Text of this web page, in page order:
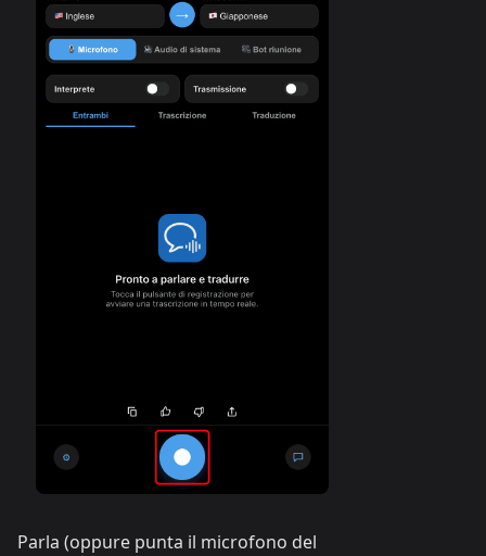
Parla (oppure punta il microfono del